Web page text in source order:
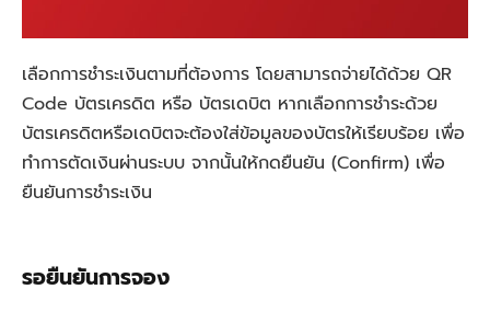
เลือกการชำระเงินตามที่ต้องการ โดยสามารถจ่ายได้ด้วย QR
Code บัตรเครดิต หรือ บัตรเดบิต หากเลือกการชำระด้วย
บัตรเครดิตหรือเดบิตจะต้องใส่ข้อมูลของบัตรให้เรียบร้อย เพื่อ
ทำการตัดเงินผ่านระบบ จากนั้นให้กดยืนยัน (Confirm) เพื่อ
ยืนยันการชำระเงิน
รอยืนยันการจอง